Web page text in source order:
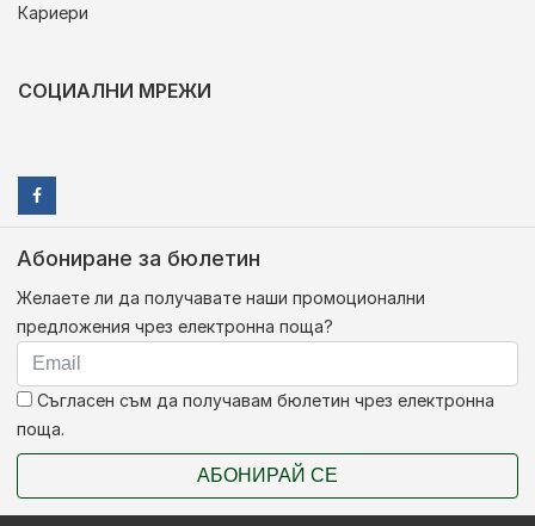
Кариери
СОЦИАЛНИ МРЕЖИ
Абониране за бюлетин
Желаете ли да получавате наши промоционални
предложения чрез електронна поща?
Съгласен съм да получавам бюлетин чрез електронна
поща.
АБОНИРАЙ СЕ